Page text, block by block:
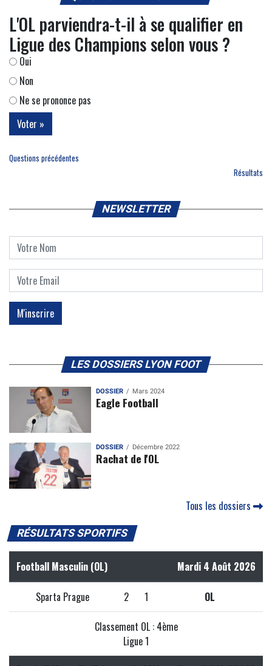
L'OL parviendra-t-il à se qualifier en
Ligue des Champions selon vous ?
Oui
Non
Ne se prononce pas
Questions précédentes
Résultats
NEWSLETTER
LES DOSSIERS LYON FOOT
DOSSIER Mars 2024
Eagle Football
DOSSIER Décembre 2022
Rachat de l'OL
Tous les dossiers
RÉSULTATS SPORTIFS
Football Masculin (OL) Mardi 4 Août 2026
Sparta Prague 2 1 OL
Classement OL : 4ème
Ligue 1